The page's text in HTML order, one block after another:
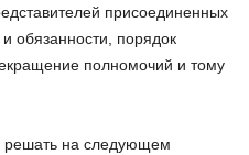
присоединенных
обязанности, порядок
полномочий и тому
решать на следующем